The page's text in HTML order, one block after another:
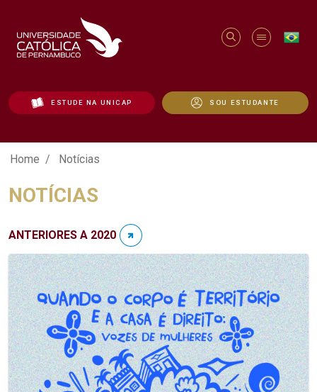
ESTUDE NA UNICAP SOU ESTUDANTE
Notícias - Unicap
Home Notícias
NOTÍCIAS
ANTERIORES A 2020